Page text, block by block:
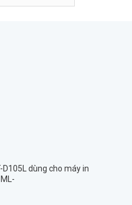
D105L dùng cho máy in